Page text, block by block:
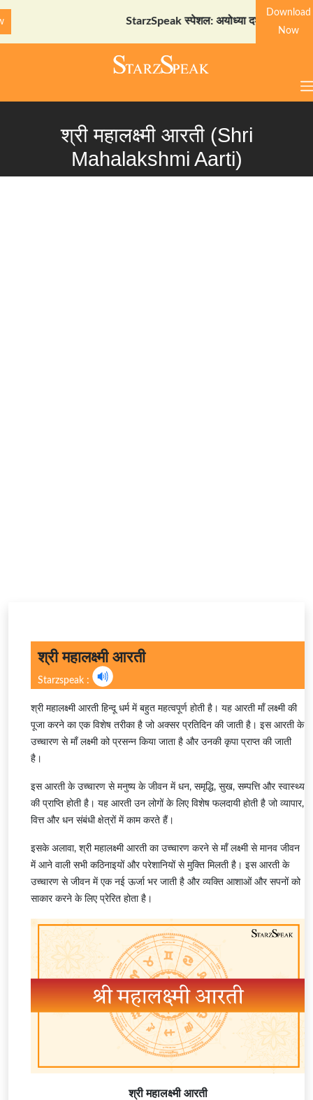
StarzSpeak स्पेशल: अयोध्या दर्शन गाइड Download Now
Download
Now
श्री महालक्ष्मी आरती (Shri
Mahalakshmi Aarti)
श्री महालक्ष्मी आरती
Starzspeak :
श्री महालक्ष्मी आरती हिन्दू धर्म में बहुत महत्वपूर्ण होती है। यह आरती माँ लक्ष्मी की
पूजा करने का एक विशेष तरीका है जो अक्सर प्रतिदिन की जाती है। इस आरती के
उच्चारण से माँ लक्ष्मी को प्रसन्न किया जाता है और उनकी कृपा प्राप्त की जाती
है।
इस आरती के उच्चारण से मनुष्य के जीवन में धन, समृद्धि, सुख, सम्पत्ति और स्वास्थ्य
की प्राप्ति होती है। यह आरती उन लोगों के लिए विशेष फलदायी होती है जो व्यापार,
वित्त और धन संबंधी क्षेत्रों में काम करते हैं।
इसके अलावा, श्री महालक्ष्मी आरती का उच्चारण करने से माँ लक्ष्मी से मानव जीवन
में आने वाली सभी कठिनाइयों और परेशानियों से मुक्ति मिलती है। इस आरती के
उच्चारण से जीवन में एक नई ऊर्जा भर जाती है और व्यक्ति आशाओं और सपनों को
साकार करने के लिए प्रेरित होता है।
श्री महालक्ष्मी आरती